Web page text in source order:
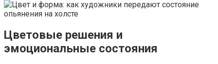
Цветовые решения и
эмоциональные состояния